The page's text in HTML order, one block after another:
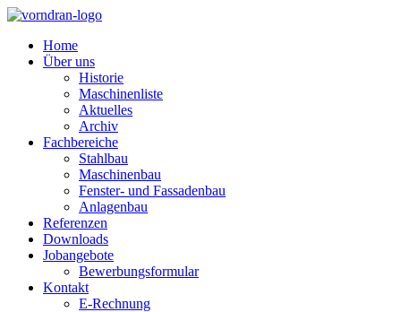
Home
Über uns
Historie
Maschinenliste
Aktuelles
Archiv
Fachbereiche
Stahlbau
Maschinenbau
Fenster- und Fassadenbau
Anlagenbau
Referenzen
Downloads
Jobangebote
Bewerbungsformular
Kontakt
E-Rechnung